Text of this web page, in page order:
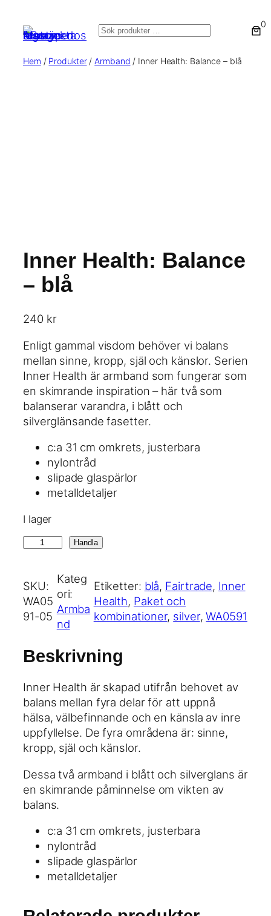
Sök
0
Hem / Produkter/ Armband / Inner Health: Balance – blå
Inner Health: Balance
– blå
240 kr
Enligt gammal visdom behöver vi balans
mellan sinne, kropp, själ och känslor. Serien
Inner Health är armband som fungerar som
en skimrande inspiration – här två som
balanserar varandra, i blått och
silverglänsande fasetter.
c:a 31 cm omkrets, justerbara
nylontråd
slipade glaspärlor
metalldetaljer
I lager
e
r
H
a
l
h
:
B
a
l
a
n
c
Handla
SKU:
WA05
91-05
Kateg
ori:
Armba
nd
Etiketter: blå, Fairtrade, Inner
Health, Paket och
kombinationer, silver, WA0591
Beskrivning
Inner Health är skapad utifrån behovet av
balans mellan fyra delar för att uppnå
hälsa, välbefinnande och en känsla av inre
uppfyllelse. De fyra områdena är: sinne,
kropp, själ och känslor.
Dessa två armband i blått och silverglans är
en skimrande påminnelse om vikten av
balans.
c:a 31 cm omkrets, justerbara
nylontråd
slipade glaspärlor
metalldetaljer